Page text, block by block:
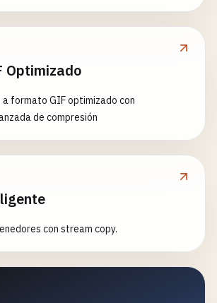
Optimizado
formato GIF optimizado con
de compresión
con stream copy.